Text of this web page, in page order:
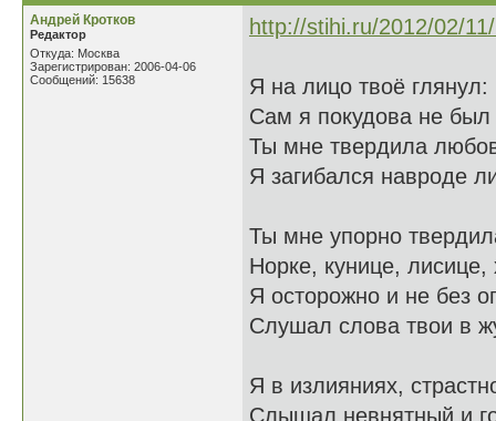
Андрей Кротков
Редактор
Откуда: Москва
Зарегистрирован: 2006-04-06
Сообщений: 15638
http://stihi.ru/2012/02/
Я на лицо твоё глянул:
Сам я покудова не был
Ты мне твердила
Я загибался навроде
Ты мне упорно
Норке, кунице, лисице,
Я осторожно и не без
Слушал слова твои в
Я в излияниях,
Слышал невнятный и